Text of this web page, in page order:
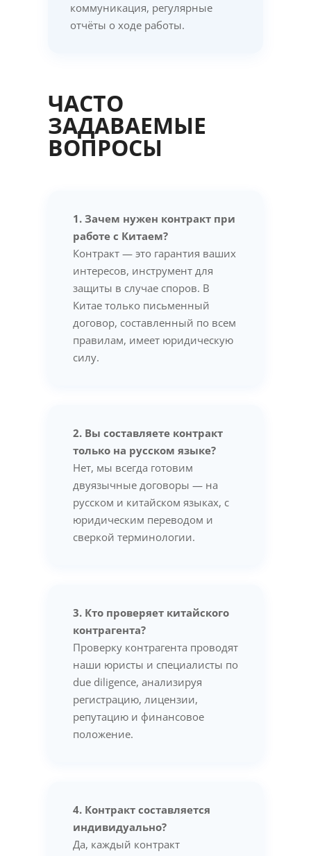
коммуникация, регулярные
отчёты о ходе работы.
ЧАСТО
ЗАДАВАЕМЫЕ
ВОПРОСЫ
1. Зачем нужен контракт при
работе с Китаем?
Контракт — это гарантия ваших
интересов, инструмент для
защиты в случае споров. В
Китае только письменный
договор, составленный по всем
правилам, имеет юридическую
силу.
2. Вы составляете контракт
только на русском языке?
Нет, мы всегда готовим
двуязычные договоры — на
русском и китайском языках, с
юридическим переводом и
сверкой терминологии.
3. Кто проверяет китайского
контрагента?
Проверку контрагента проводят
наши юристы и специалисты по
due diligence, анализируя
регистрацию, лицензии,
репутацию и финансовое
положение.
4. Контракт составляется
индивидуально?
Да, каждый контракт